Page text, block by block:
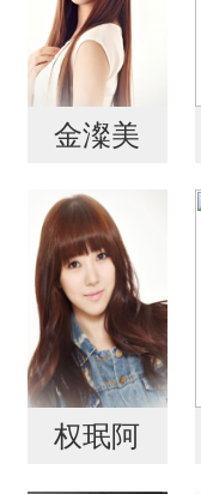
金澯美
权珉阿